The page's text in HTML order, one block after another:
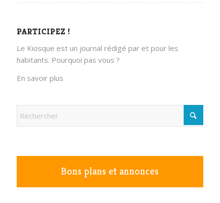
PARTICIPEZ !
Le Kiosque est un journal rédigé par et pour les
habitants. Pourquoi pas vous ?
En savoir plus
Bons plans et annonces